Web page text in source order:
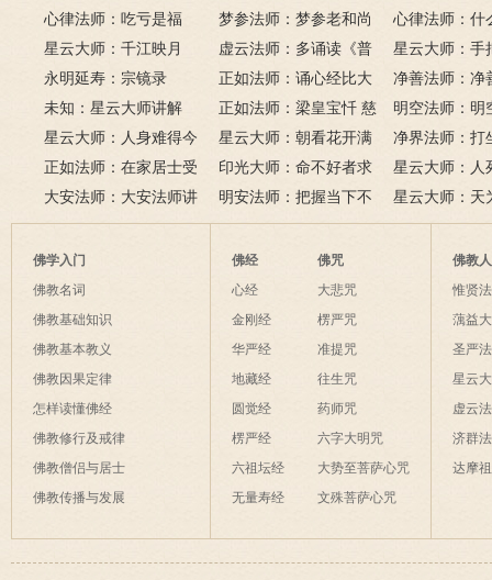
间好时节。
吗？
萨十大愿王（附普贤行愿
品全文）
鬼的终极真相
尚：金刚经
心律法师：吃亏是福
梦参法师：梦参老和尚
讲地藏本愿经
心律法师：什
有缘？
星云大师：千江映月
虚云法师：多诵读《普
门品》和《地藏经》
星云大师：手
满田，低头便
六根清净方为
来是向前。
永明延寿：宗镜录
正如法师：诵心经比大
悲咒功德大吗
净善法师：净
看风水与算命
运？
未知：星云大师讲解
正如法师：梁皇宝忏 慈
悲道场
明空法师：明
《心经》中的
星云大师：人身难得今
已得，佛法难闻今已闻；
此身不向今生度，更向何
生度此身？
星云大师：朝看花开满
树红，暮看花落树还空；
若将花比人间事，花与人
间事一同。
净界法师：打
该怎么念佛？
正如法师：在家居士受
五戒可以搭缦衣吗？
印光大师：命不好者求
美好姻缘，有个简单方
法
星云大师：人
是怎样的？
大安法师：大安法师讲
解
明安法师：把握当下不
后悔
星云大师：天
为毡，日月星
夜间不敢长伸
破海底天。
佛学入门
佛教名词
佛教基础知识
佛教基本教义
佛教因果定律
怎样读懂佛经
佛教修行及戒律
佛教僧侣与居士
佛教传播与发展
佛经
心经
金刚经
华严经
地藏经
圆觉经
楞严经
六祖坛经
无量寿经
佛咒
大悲咒
楞严咒
准提咒
往生咒
药师咒
六字大明咒
大势至菩萨心咒
文殊菩萨心咒
佛教
惟贤
蕅益
圣严
星云
虚云
济群
达摩